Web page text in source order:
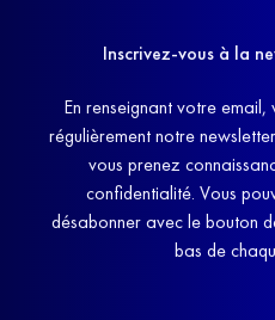
Inscrivez-vous à la
En renseignant votre
régulièrement notre
vous prenez
confidentialité. Vous
désabonner avec le bouton
bas de